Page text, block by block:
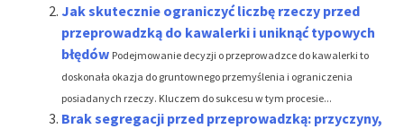
Jak skutecznie ograniczyć liczbę rzeczy przed
przeprowadzką do kawalerki i uniknąć typowych
błędów Podejmowanie decyzji o przeprowadzce do kawalerki to
doskonała okazja do gruntownego przemyślenia i ograniczenia
posiadanych rzeczy. Kluczem do sukcesu w tym procesie...
Brak segregacji przed przeprowadzką: przyczyny,